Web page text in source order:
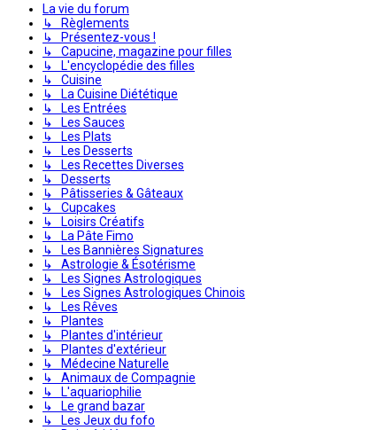
La vie du forum
↳ Règlements
↳ Présentez-vous !
↳ Capucine, magazine pour filles
↳ L'encyclopédie des filles
↳ Cuisine
↳ La Cuisine Diététique
↳ Les Entrées
↳ Les Sauces
↳ Les Plats
↳ Les Desserts
↳ Les Recettes Diverses
↳ Desserts
↳ Pâtisseries & Gâteaux
↳ Cupcakes
↳ Loisirs Créatifs
↳ La Pâte Fimo
↳ Les Bannières Signatures
↳ Astrologie & Ésotérisme
↳ Les Signes Astrologiques
↳ Les Signes Astrologiques Chinois
↳ Les Rêves
↳ Plantes
↳ Plantes d'intérieur
↳ Plantes d'extérieur
↳ Médecine Naturelle
↳ Animaux de Compagnie
↳ L'aquariophilie
↳ Le grand bazar
↳ Les Jeux du fofo